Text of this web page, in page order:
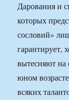
Дарования и
которых
сословий»
гарантирует,
вытесняют
юном
всяких